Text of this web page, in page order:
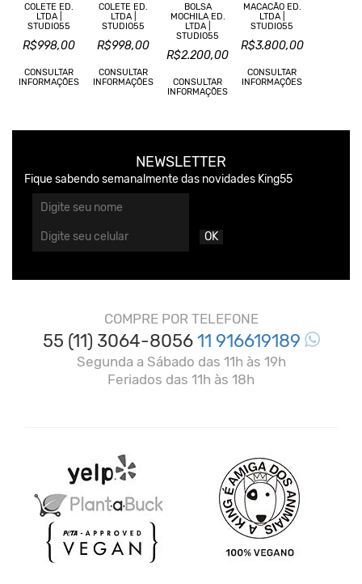
COLETE ED.
LTDA |
STUDIO55
R$998,00
CONSULTAR
INFORMAÇÕES
COLETE ED.
LTDA |
STUDIO55
R$998,00
CONSULTAR
INFORMAÇÕES
BOLSA
MOCHILA ED.
LTDA |
STUDIO55
R$2.200,00
CONSULTAR
INFORMAÇÕES
MACACÃO ED.
LTDA |
STUDIO55
R$3.800,00
CONSULTAR
INFORMAÇÕES
NEWSLETTER
Fique sabendo semanalmente das novidades King55
OK
COMPRE POR TELEFONE
55 (11) 3064-805611 916619189
Segunda a Sábado das 11h às 19h
Feriados das 11h às 18h